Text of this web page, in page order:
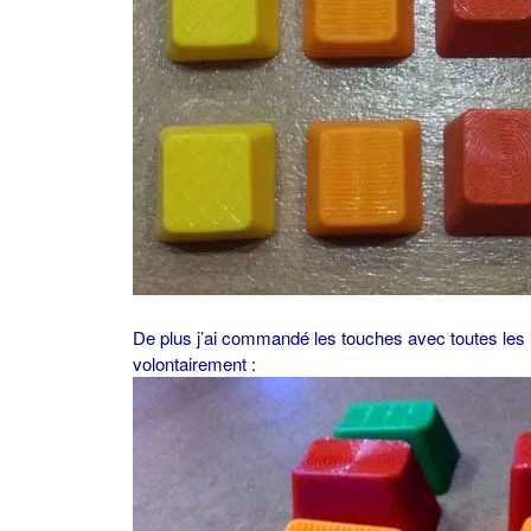
De plus j’ai commandé les touches avec toutes
volontairement :